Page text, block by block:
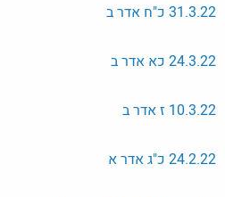
31.3.22 כ"ח אדר ב
24.3.22 כא אדר ב
10.3.22 ז אדר ב
24.2.22 כ"ג אדר א